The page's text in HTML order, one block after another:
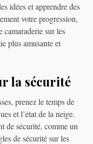
idées et apprendre des
votre progression,
camaraderie sur les
plus amusante et
la sécurité
prenez le temps de
et l’état de la neige.
de sécurité, comme un
de sécurité sur les